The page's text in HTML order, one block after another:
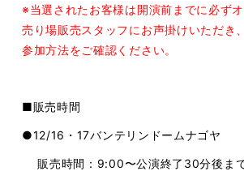
※当選されたお客様は開演前までに必ず
売り場販売スタッフにお声掛けいただき
参加方法をご確認ください。
■販売時間
●12/16・17バンテリンドームナゴヤ
販売時間：9:00〜公演終了30分後ま